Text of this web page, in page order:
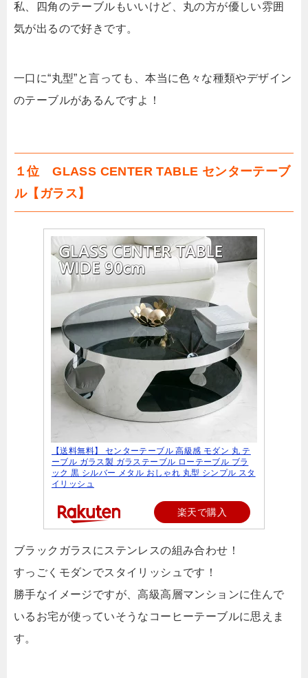
私、四角のテーブルもいいけど、丸の方が優しい雰囲
気が出るので好きです。
一口に“丸型”と言っても、本当に色々な種類やデザイン
のテーブルがあるんですよ！
１位 GLASS CENTER TABLE センターテーブ
ル【ガラス】
【送料無料】 センターテーブル 高級感 モダン 丸 テ
ーブル ガラス製 ガラステーブル ローテーブル ブラ
ック 黒 シルバー メタル おしゃれ 丸型 シンプル スタ
イリッシュ
楽天で購入
ブラックガラスにステンレスの組み合わせ！
すっごくモダンでスタイリッシュです！
勝手なイメージですが、高級高層マンションに住んで
いるお宅が使っていそうなコーヒーテーブルに思えま
す。